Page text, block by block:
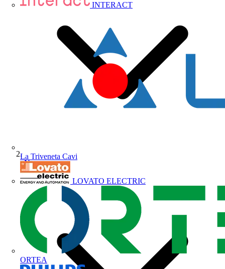
INTERACT
La Triveneta Cavi
LOVATO ELECTRIC
ORTEA
News